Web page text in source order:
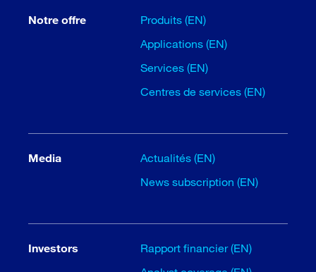
Notre offre
Produits (EN)
Applications (EN)
Services (EN)
Centres de services (EN)
Media
Actualités (EN)
News subscription (EN)
Investors
Rapport financier (EN)